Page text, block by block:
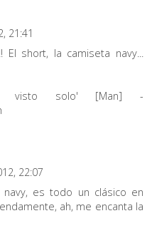
21:41
El short, la camiseta navy...
visto solo' [Man] -
22:07
es todo un clásico en
ah, me encanta la